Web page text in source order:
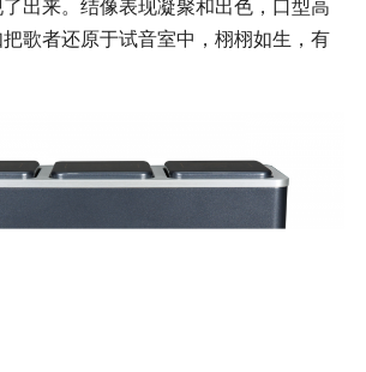
出来。结像表现凝聚和出色，口型高
歌者还原于试音室中，栩栩如生，有